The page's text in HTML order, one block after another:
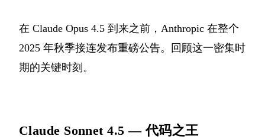
在 Claude Opus 4.5 到来之前，Anthropic 在整个
2025 年秋季接连发布重磅公告。回顾这一密集时
期的关键时刻。
Claude Sonnet 4.5 — 代码之王